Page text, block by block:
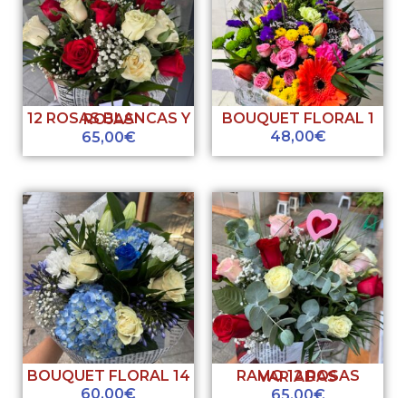
12 ROSAS BLANCAS Y ROJAS
65,00€
BOUQUET FLORAL 1
48,00€
BOUQUET FLORAL 14
60,00€
RAMO 12 ROSAS VARIADAS